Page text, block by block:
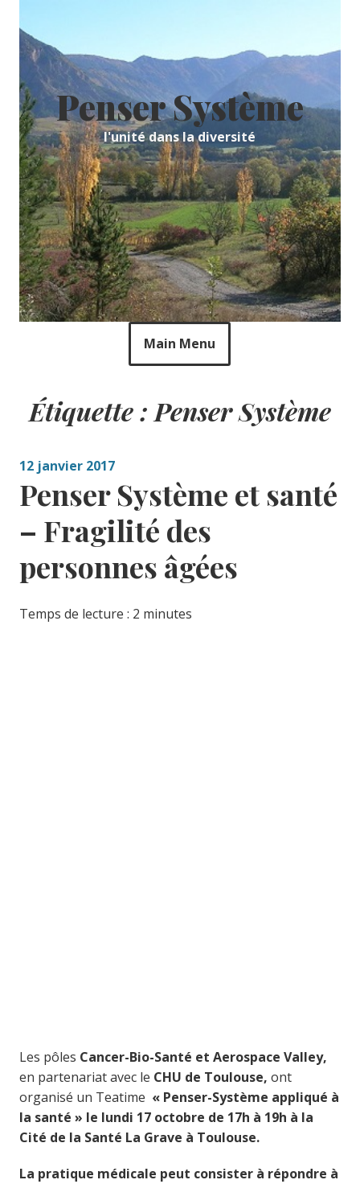
content
Penser Système
l'unité dans la diversité
Main Menu
Étiquette : Penser Système
12 janvier 2017
Penser Système et santé
– Fragilité des
personnes âgées
Temps de lecture : 2 minutes
Les pôles Cancer-Bio-Santé et Aerospace Valley,
en partenariat avec le CHU de Toulouse, ont
organisé un Teatime « Penser-Système appliqué à
la santé » le lundi 17 octobre de 17h à 19h à la
Cité de la Santé La Grave à Toulouse.
La pratique médicale peut consister à répondre à